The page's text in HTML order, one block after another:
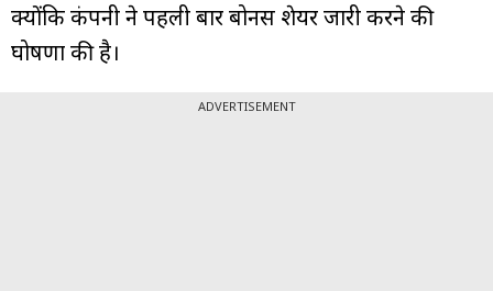
क्योंकि कंपनी ने पहली बार बोनस शेयर जारी करने की
घोषणा की है।
ADVERTISEMENT